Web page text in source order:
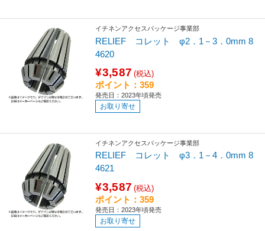
イチネンアクセスパッケージ事業部
RELIEF コレット φ2．1－3．0mm 8
4620
¥3,587 (税込)
ポイント：359
発売日：2023年頃発売
お取り寄せ
イチネンアクセスパッケージ事業部
RELIEF コレット φ3．1－4．0mm 8
4621
¥3,587 (税込)
ポイント：359
発売日：2023年頃発売
お取り寄せ